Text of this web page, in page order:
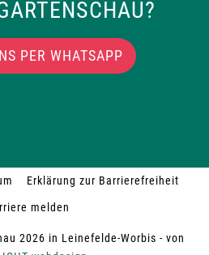
PER WHATSAPP
2026 in Leinefelde-Worbis - von
Erklärung zur Barrierefreiheit
melden